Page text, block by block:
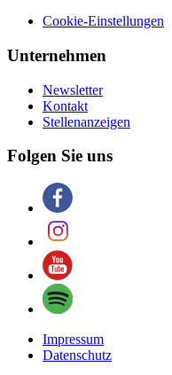
Cookie-Einstellungen
Unternehmen
Newsletter
Kontakt
Stellenanzeigen
Folgen Sie uns
Impressum
Datenschutz